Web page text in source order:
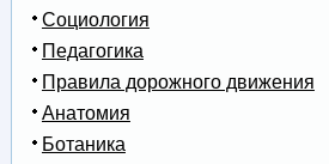
Социология
Педагогика
Правила дорожного движения
Анатомия
Ботаника